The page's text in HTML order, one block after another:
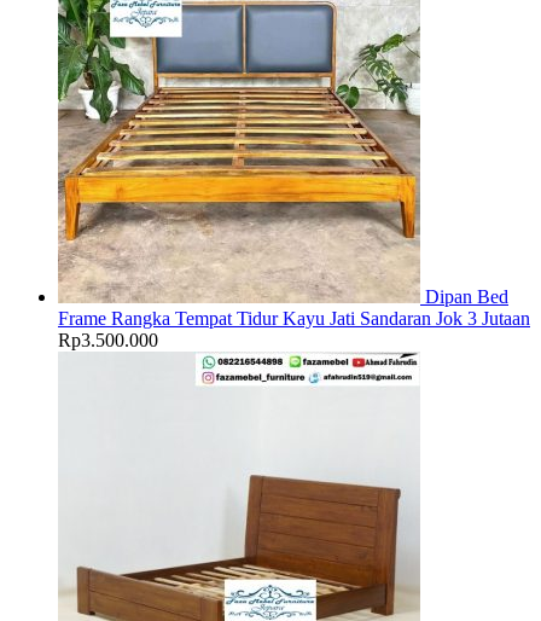
Dipan Bed
Frame Rangka Tempat Tidur Kayu Jati Sandaran Jok 3 Jutaan
Rp3.500.000